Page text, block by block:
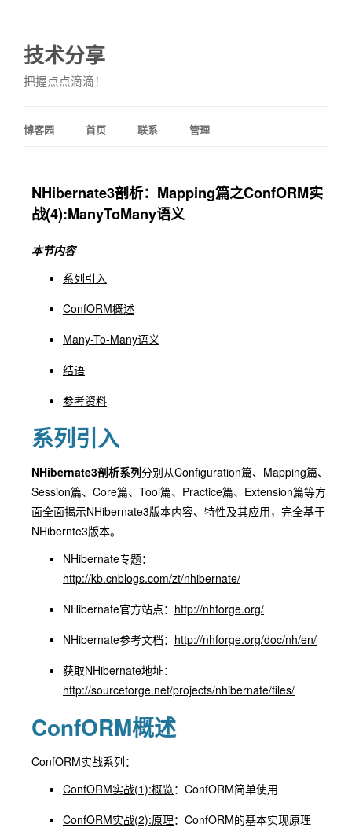
技术分享
把握点点滴滴！
博客园 首页 联系 管理
NHibernate3剖析：Mapping篇之ConfORM实
战(4):ManyToMany语义
本节内容
系列引入
ConfORM概述
Many-To-Many语义
结语
参考资料
系列引入
NHibernate3剖析系列分别从Configuration篇、Mapping篇、
Session篇、Core篇、Tool篇、Practice篇、Extension篇等方
面全面揭示NHibernate3版本内容、特性及其应用，完全基于
NHibernte3版本。
NHibernate专题：
http://kb.cnblogs.com/zt/nhibernate/
NHibernate官方站点： http://nhforge.org/
NHibernate参考文档： http://nhforge.org/doc/nh/en/
获取NHibernate地址：
http://sourceforge.net/projects/nhibernate/files/
ConfORM概述
ConfORM实战系列：
ConfORM实战(1):概览：ConfORM简单使用
ConfORM实战(2):原理：ConfORM的基本实现原理